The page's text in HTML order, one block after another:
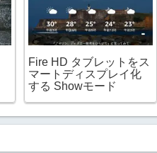
Fire HD タブレットをス
マートディスプレイ化
する Showモード